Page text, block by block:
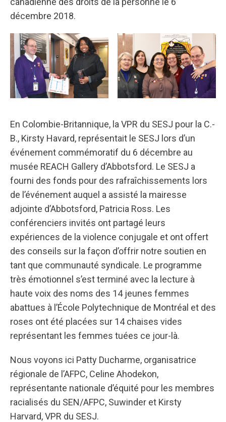
décembre 2018.
En Colombie-Britannique, la VPR du SESJ pour la C.-
B., Kirsty Havard, représentait le SESJ lors d’un
événement commémoratif du 6 décembre au
musée REACH Gallery d’Abbotsford. Le SESJ a
fourni des fonds pour des rafraîchissements lors
de l’événement auquel a assisté la mairesse
adjointe d’Abbotsford, Patricia Ross. Les
conférenciers invités ont partagé leurs
expériences de la violence conjugale et ont offert
des conseils sur la façon d’offrir notre soutien en
tant que communauté syndicale. Le programme
très émotionnel s’est terminé avec la lecture à
haute voix des noms des 14 jeunes femmes
abattues à l’École Polytechnique de Montréal et des
roses ont été placées sur 14 chaises vides
représentant les femmes tuées ce jour-là.
Nous voyons ici Patty Ducharme, organisatrice
régionale de l’AFPC, Celine Ahodekon,
représentante nationale d’équité pour les membres
racialisés du SEN/AFPC, Suwinder et Kirsty
Harvard, VPR du SESJ.